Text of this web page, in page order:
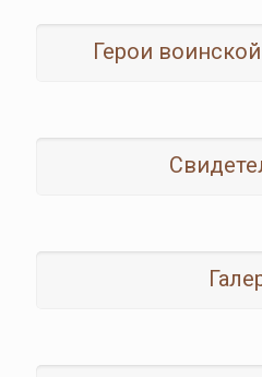
Герои